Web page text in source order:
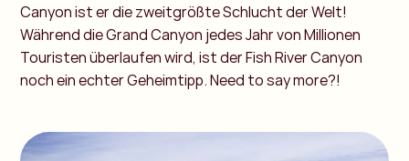
Canyon ist er die zweitgrößte Schlucht der Welt!
Während die Grand Canyon jedes Jahr von Millionen
Touristen überlaufen wird, ist der Fish River Canyon
noch ein echter Geheimtipp. Need to say more?!